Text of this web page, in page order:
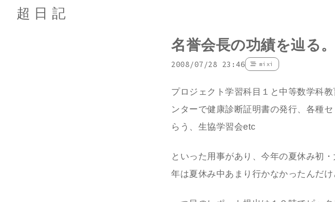
超日記
名誉会長の功績を辿る。
2008/07/28 23:46 mixi
プロジェクト学習科目１と中等数学科
ンターで健康診断証明書の発行、各種
らう、生協学習会etc
といった用事があり、今年の夏休み初
年は夏休み中あまり行かなかったんだけ